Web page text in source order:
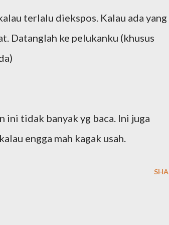
terlalu diekspos. Kalau ada yang
Datanglah ke pelukanku (khusus
ini tidak banyak yg baca. Ini juga
engga mah kagak usah.